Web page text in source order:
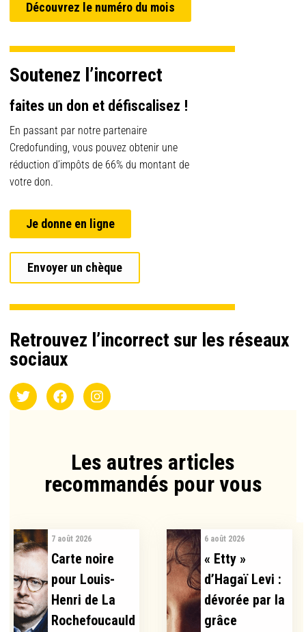
Découvrez le numéro du mois
Soutenez l’incorrect
faites un don et défiscalisez !
En passant par notre partenaire
Credofunding, vous pouvez obtenir une
réduction d’impôts de 66% du montant de
votre don.
Je donne en ligne
Envoyer un chèque
Retrouvez l’incorrect sur les réseaux
sociaux
Les autres articles
recommandés pour vous​
7 août 2026
Carte noire
pour Louis-
Henri de La
Rochefoucauld
6 août 2026
« Etty »
d’Hagaï Levi :
dévorée par la
grâce